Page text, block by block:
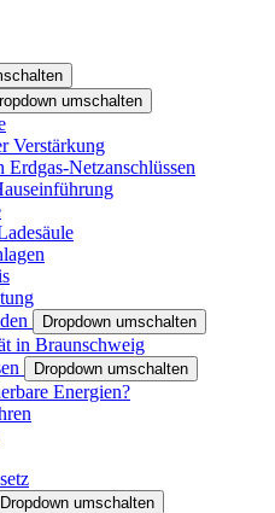
umschalten
Verstärkung
Netzanschlüssen
Dropdown umschalten
in Braunschweig
Dropdown umschalten
Energien?
Dropdown umschalten